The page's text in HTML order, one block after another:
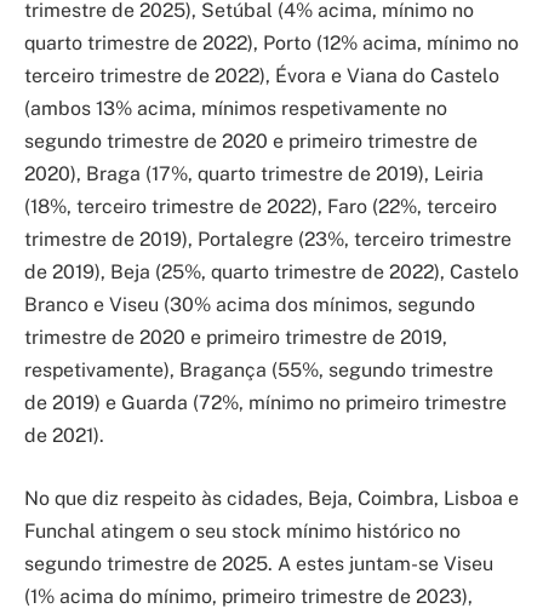
trimestre de 2025), Setúbal (4% acima, mínimo no
quarto trimestre de 2022), Porto (12% acima, mínimo no
terceiro trimestre de 2022), Évora e Viana do Castelo
(ambos 13% acima, mínimos respetivamente no
segundo trimestre de 2020 e primeiro trimestre de
2020), Braga (17%, quarto trimestre de 2019), Leiria
(18%, terceiro trimestre de 2022), Faro (22%, terceiro
trimestre de 2019), Portalegre (23%, terceiro trimestre
de 2019), Beja (25%, quarto trimestre de 2022), Castelo
Branco e Viseu (30% acima dos mínimos, segundo
trimestre de 2020 e primeiro trimestre de 2019,
respetivamente), Bragança (55%, segundo trimestre
de 2019) e Guarda (72%, mínimo no primeiro trimestre
de 2021).
No que diz respeito às cidades, Beja, Coimbra, Lisboa e
Funchal atingem o seu stock mínimo histórico no
segundo trimestre de 2025. A estes juntam-se Viseu
(1% acima do mínimo, primeiro trimestre de 2023),